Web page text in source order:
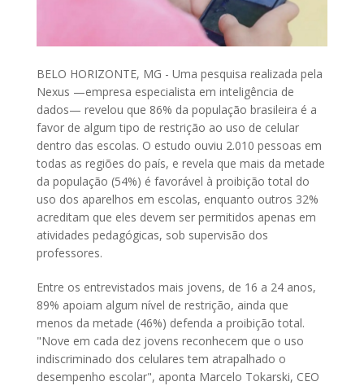
BELO HORIZONTE, MG - Uma pesquisa realizada pela
Nexus —empresa especialista em inteligência de
dados— revelou que 86% da população brasileira é a
favor de algum tipo de restrição ao uso de celular
dentro das escolas. O estudo ouviu 2.010 pessoas em
todas as regiões do país, e revela que mais da metade
da população (54%) é favorável à proibição total do
uso dos aparelhos em escolas, enquanto outros 32%
acreditam que eles devem ser permitidos apenas em
atividades pedagógicas, sob supervisão dos
professores.
Entre os entrevistados mais jovens, de 16 a 24 anos,
89% apoiam algum nível de restrição, ainda que
menos da metade (46%) defenda a proibição total.
"Nove em cada dez jovens reconhecem que o uso
indiscriminado dos celulares tem atrapalhado o
desempenho escolar", aponta Marcelo Tokarski, CEO